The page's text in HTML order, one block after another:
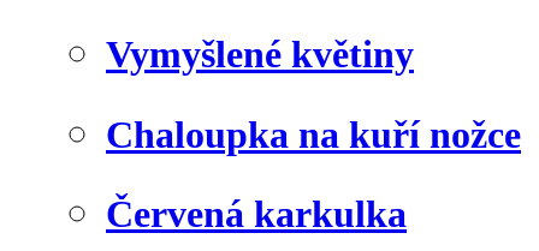
Vymyšlené květiny
Chaloupka na kuří nožce
Červená karkulka